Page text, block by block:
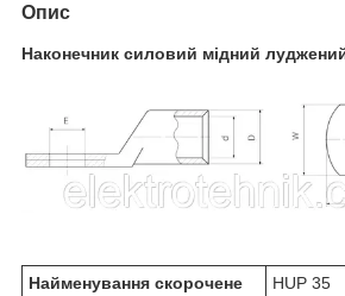
Опис
Наконечник силовий мідний
Найменування скорочене
HUP 35